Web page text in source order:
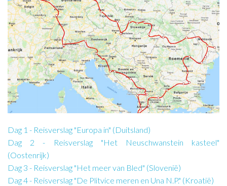
Dag 1 - Reisverslag "Europa in" (Duitsland)
Dag 2 - Reisverslag "Het Neuschwanstein kasteel"
(Oostenrijk)
Dag 3 - Reisverslag "Het meer van Bled" (Slovenië)
Dag 4 - Reisverslag "De Plitvice meren en Una N.P." (Kroatië)